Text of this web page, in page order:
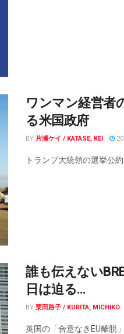
ワンマン経営者
る米国政府
BY 片瀬ケイ / KATASE, KEI
トランプ大統領の選挙公
誰も伝えない
日は迫る…
BY 栗田路子 / KURITA, MICHIKO
英国の「合意なきEU離脱